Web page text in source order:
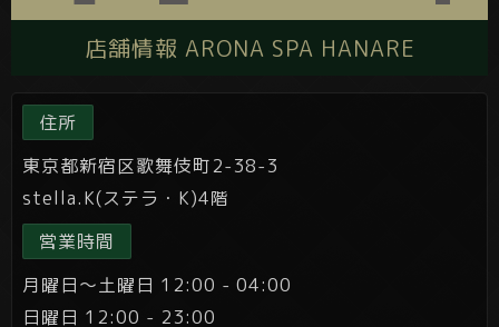
店舗情報 ARONA SPA HANARE
住所
東京都新宿区歌舞伎町2-38-3
stella.K(ステラ・K)4階
営業時間
月曜日～土曜日 12:00 - 04:00
日曜日 12:00 - 23:00